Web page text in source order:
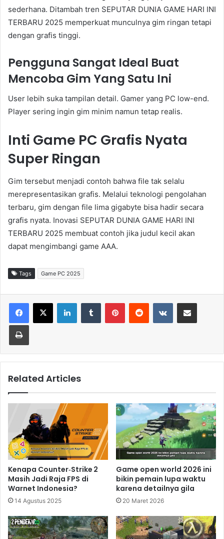
sederhana. Ditambah tren SEPUTAR DUNIA GAME HARI INI
TERBARU 2025 memperkuat munculnya gim ringan tetapi
dengan grafis tinggi.
Pengguna Sangat Ideal Buat
Mencoba Gim Yang Satu Ini
User lebih suka tampilan detail. Gamer yang PC low-end.
Player sering ingin gim minim namun tetap realis.
Inti Game PC Grafis Nyata
Super Ringan
Gim tersebut menjadi contoh bahwa file tak selalu
merepresentasikan grafis. Melalui teknologi pengolahan
terbaru, gim dengan file lima gigabyte bisa hadir secara
grafis nyata. Inovasi SEPUTAR DUNIA GAME HARI INI
TERBARU 2025 membuat contoh jika judul kecil akan
dapat mengimbangi game AAA.
Tags Game PC 2025
Related Articles
Kenapa Counter‑Strike 2
Masih Jadi Raja FPS di
Warnet Indonesia?
14 Agustus 2025
Game open world 2026 ini
bikin pemain lupa waktu
karena detailnya gila
20 Maret 2026